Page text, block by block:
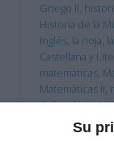
Su
Griego II,
Historia de la
Inglés, la rioja,
Castellana y
matemáticas,
Matemáticas II,
Culturales y
pau fisica
preparación